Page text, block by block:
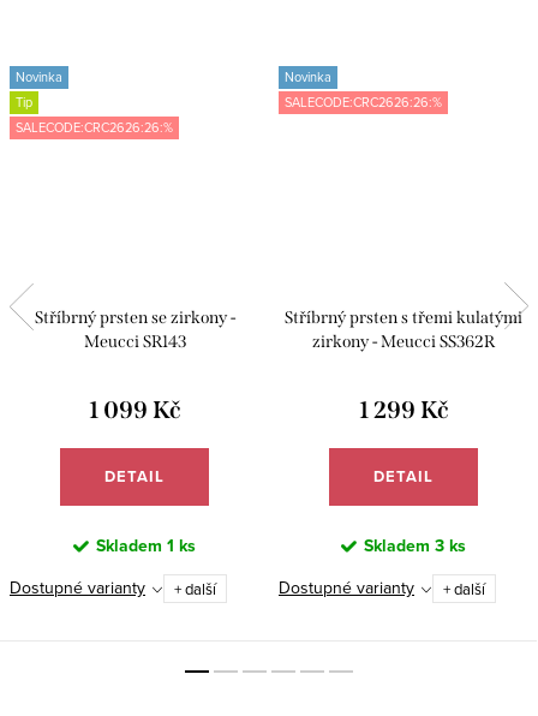
Novinka
Tip
SALECODE:CRC2626:26:%
Stříbrný prsten se zirkony -
Meucci SR143
1 099 Kč
DETAIL
Skladem 1 ks
Dostupné varianty
+ další
Novinka
SALECODE:CRC2626:26:%
Stříbrný prsten s třemi kulatými
zirkony - Meucci SS362R
1 299 Kč
DETAIL
Skladem 3 ks
Dostupné varianty
+ další